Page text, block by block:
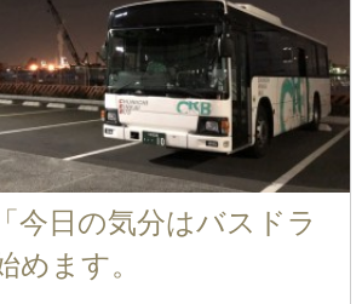
今日の気分はバスドラ
めます。